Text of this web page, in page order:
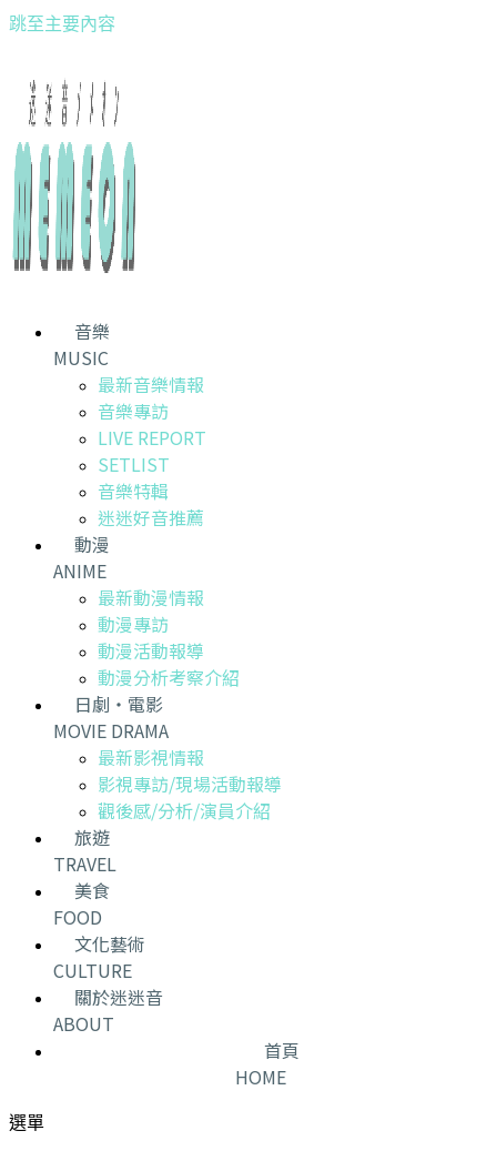
跳至主要內容
音樂
MUSIC
最新音樂情報
音樂專訪
LIVE REPORT
SETLIST
音樂特輯
迷迷好音推薦
動漫
ANIME
最新動漫情報
動漫專訪
動漫活動報導
動漫分析考察介紹
日劇・電影
MOVIE DRAMA
最新影視情報
影視專訪/現場活動報導
觀後感/分析/演員介紹
旅遊
TRAVEL
美食
FOOD
文化藝術
CULTURE
關於迷迷音
ABOUT
首頁
HOME
選單